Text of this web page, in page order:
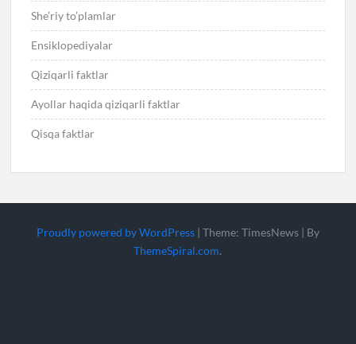
She’riy to’plamlar
Ensiklopediyalar
Qiziqarli faktlar
Ayollar haqida qiziqarli faktlar
Qisqa faktlar
Proudly powered by WordPress | Theme: TimesNews | By
ThemeSpiral.com.